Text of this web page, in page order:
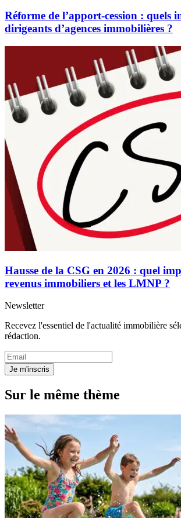
Réforme de l’apport-cession : quels
dirigeants d’agences immobilières ?
Hausse de la CSG en 2026 : quel
revenus immobiliers et les LMNP ?
Newsletter
Recevez l'essentiel de l'actualité immobilière
rédaction.
Je m'inscris
Sur le même thème